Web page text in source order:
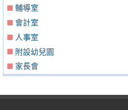
輔導室
會計室
人事室
附設幼兒園
家長會